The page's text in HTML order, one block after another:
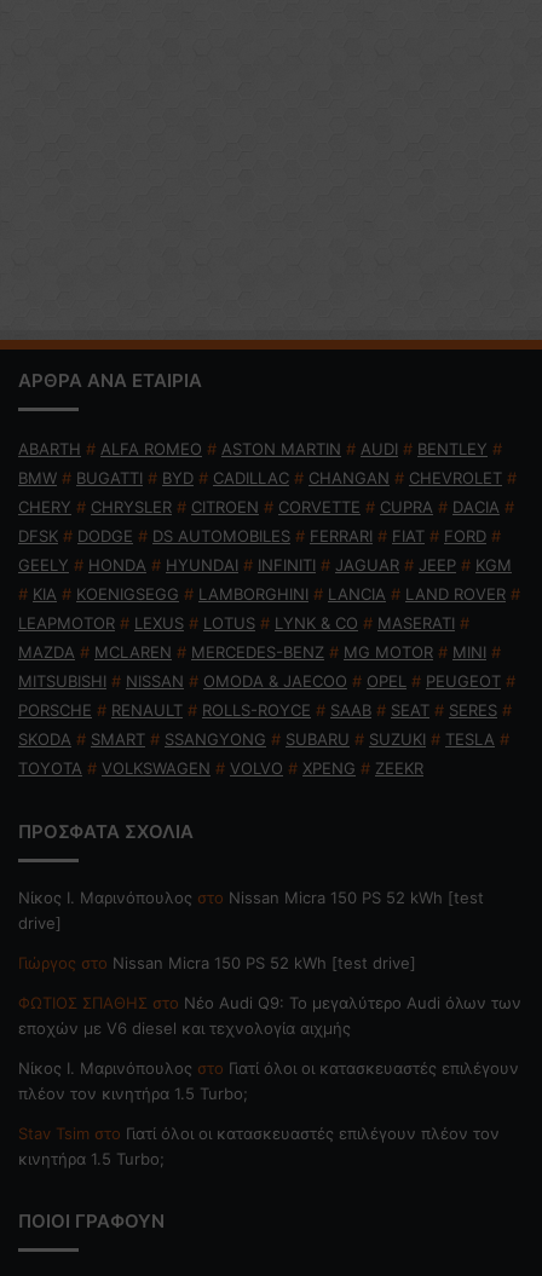
ΑΡΘΡΑ ΑΝΑ ΕΤΑΙΡΙΑ
ABARTH # ALFA ROMEO # ASTON MARTIN # AUDI # BENTLEY #
BMW # BUGATTI # BYD # CADILLAC # CHANGAN # CHEVROLET #
CHERY # CHRYSLER # CITROEN # CORVETTE # CUPRA # DACIA #
DFSK # DODGE # DS AUTOMOBILES # FERRARI # FIAT # FORD #
GEELY # HONDA # HYUNDAI # INFINITI # JAGUAR # JEEP # KGM
# KIA # KOENIGSEGG # LAMBORGHINI # LANCIA # LAND ROVER #
LEAPMOTOR # LEXUS # LOTUS # LYNK & CO # MASERATI #
MAZDA # MCLAREN # MERCEDES-BENZ # MG MOTOR # MINI #
MITSUBISHI # NISSAN # OMODA & JAECOO # OPEL # PEUGEOT #
PORSCHE # RENAULT # ROLLS-ROYCE # SAAB # SEAT # SERES #
SKODA # SMART # SSANGYONG # SUBARU # SUZUKI # TESLA #
TOYOTA # VOLKSWAGEN # VOLVO # XPENG # ZEEKR
ΠΡΟΣΦΑΤΑ ΣΧΟΛΙΑ
Nίκος Ι. Mαρινόπουλος στο Nissan Micra 150 PS 52 kWh [test
drive]
Γιώργος στο Nissan Micra 150 PS 52 kWh [test drive]
ΦΩΤΙΟΣ ΣΠΑΘΗΣ στο Νέο Audi Q9: Το μεγαλύτερο Audi όλων των
εποχών με V6 diesel και τεχνολογία αιχμής
Nίκος Ι. Mαρινόπουλος στο Γιατί όλοι οι κατασκευαστές επιλέγουν
πλέον τον κινητήρα 1.5 Turbo;
Stav Tsim στο Γιατί όλοι οι κατασκευαστές επιλέγουν πλέον τον
κινητήρα 1.5 Turbo;
ΠΟΙΟΙ ΓΡΑΦΟΥΝ